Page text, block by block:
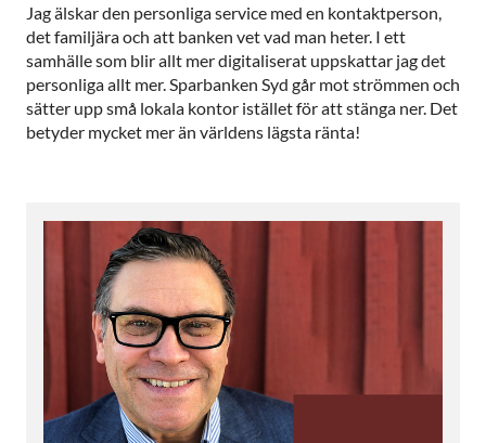
Jag älskar den personliga service med en kontaktperson,
det familjära och att banken vet vad man heter. I ett
samhälle som blir allt mer digitaliserat uppskattar jag det
personliga allt mer. Sparbanken Syd går mot strömmen och
sätter upp små lokala kontor istället för att stänga ner. Det
betyder mycket mer än världens lägsta ränta!